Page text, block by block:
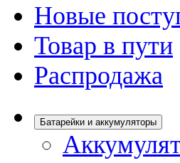
Новые
Товар в пути
Распродажа
Батарейки и аккумуляторы